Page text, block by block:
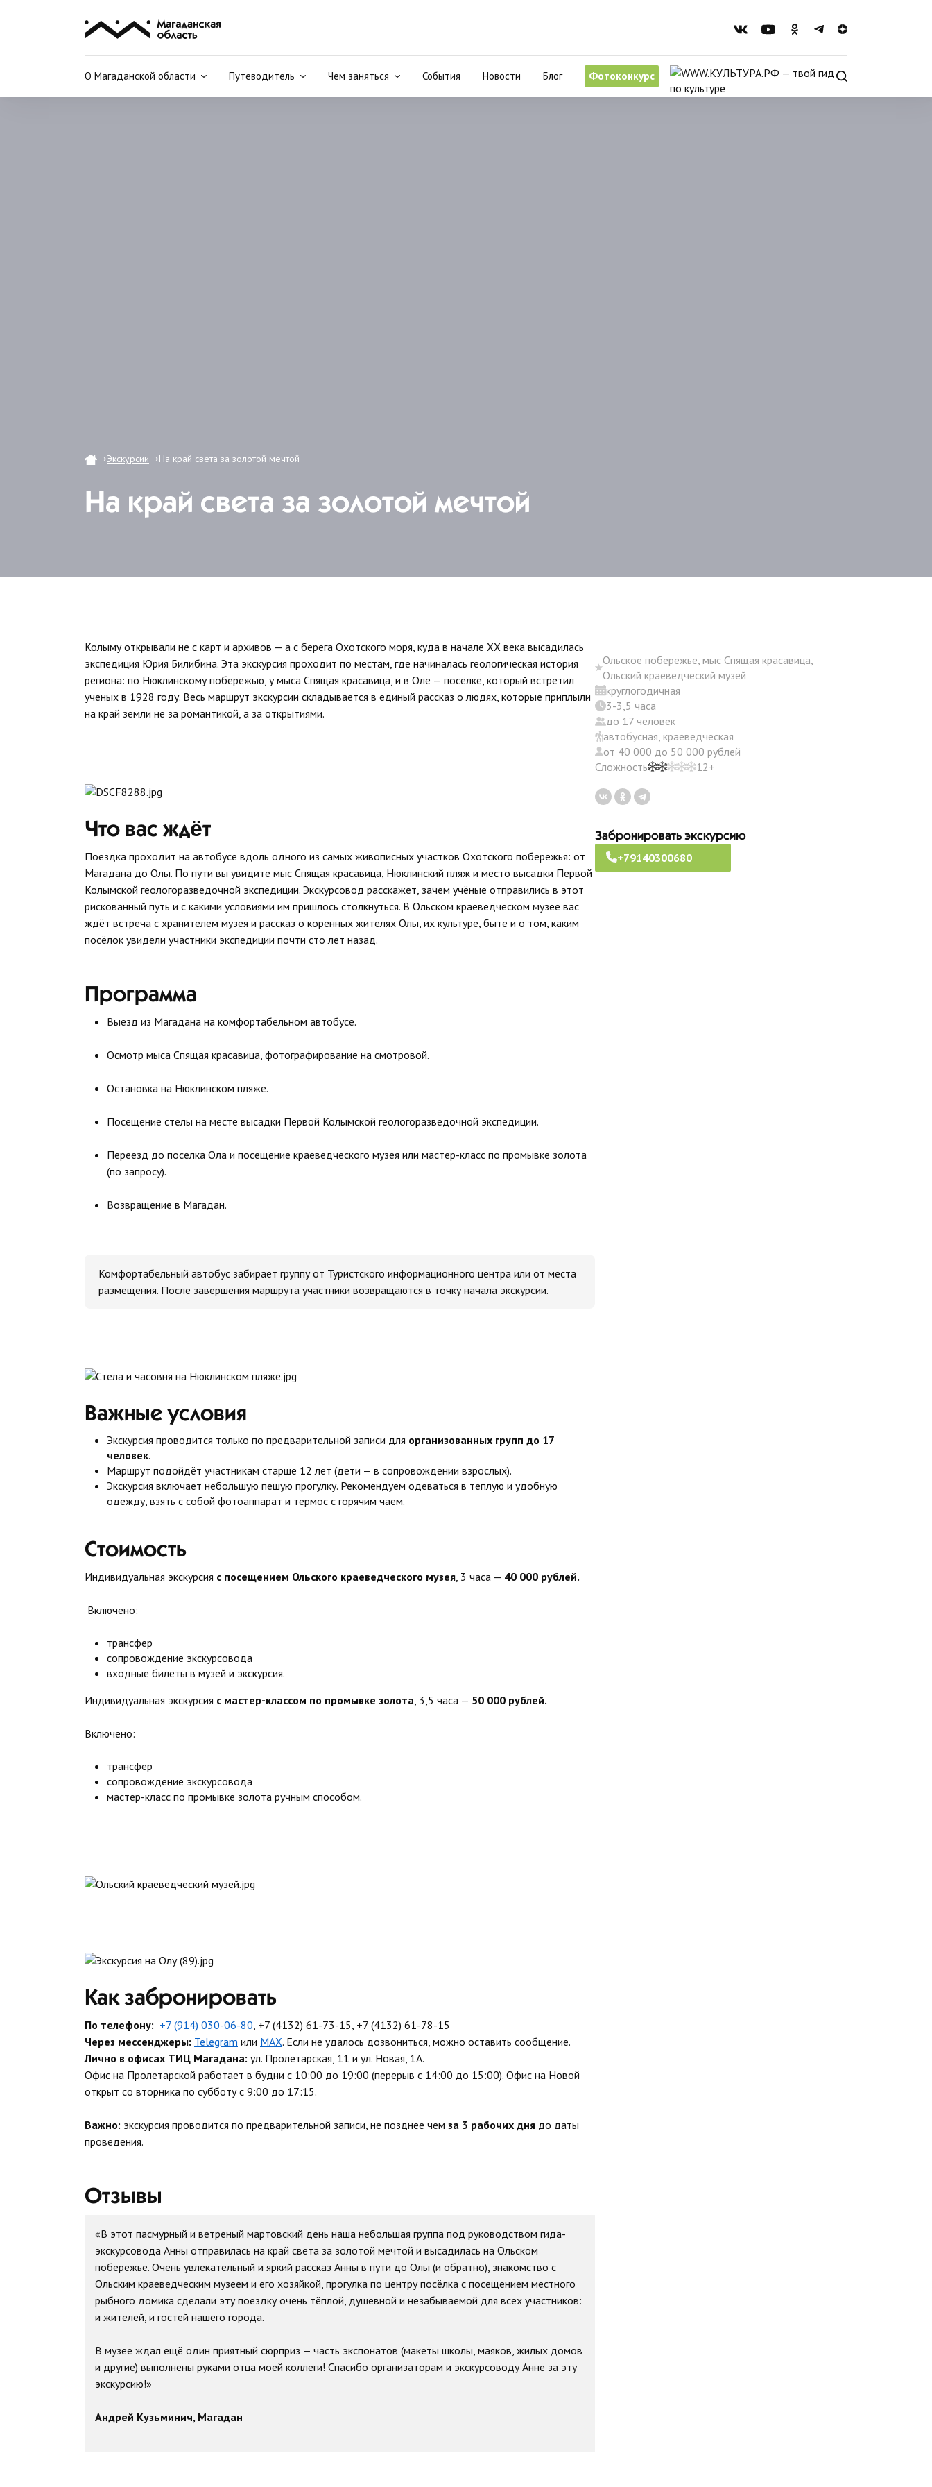
О Магаданской области Путеводитель Чем заняться События Новости Блог Фотоконкурс
Экскурсии На край света за золотой мечтой
На край света за золотой мечтой
Колыму открывали не с карт и архивов — а с берега Охотского моря, куда в начале XX века высадилась
экспедиция Юрия Билибина. Эта экскурсия проходит по местам, где начиналась геологическая история
региона: по Нюклинскому побережью, у мыса Спящая красавица, и в Оле — посёлке, который встретил
ученых в 1928 году. Весь маршрут экскурсии складывается в единый рассказ о людях, которые приплыли
на край земли не за романтикой, а за открытиями.
Что вас ждёт
Поездка проходит на автобусе вдоль одного из самых живописных участков Охотского побережья: от
Магадана до Олы. По пути вы увидите мыс Спящая красавица, Нюклинский пляж и место высадки Первой
Колымской геологоразведочной экспедиции. Экскурсовод расскажет, зачем учёные отправились в этот
рискованный путь и с какими условиями им пришлось столкнуться. В Ольском краеведческом музее вас
ждёт встреча с хранителем музея и рассказ о коренных жителях Олы, их культуре, быте и о том, каким
посёлок увидели участники экспедиции почти сто лет назад.
Программа
Выезд из Магадана на комфортабельном автобусе.
Осмотр мыса Спящая красавица, фотографирование на смотровой.
Остановка на Нюклинском пляже.
Посещение стелы на месте высадки Первой Колымской геологоразведочной экспедиции.
Переезд до поселка Ола и посещение краеведческого музея или мастер-класс по промывке золота
(по запросу).
Возвращение в Магадан.
Комфортабельный автобус забирает группу от Туристского информационного центра или от места
размещения. После завершения маршрута участники возвращаются в точку начала экскурсии.
Важные условия
Экскурсия проводится только по предварительной записи для организованных групп до 17
человек.
Маршрут подойдёт участникам старше 12 лет (дети — в сопровождении взрослых).
Экскурсия включает небольшую пешую прогулку. Рекомендуем одеваться в теплую и удобную
одежду, взять с собой фотоаппарат и термос с горячим чаем.
Стоимость
Индивидуальная экскурсия с посещением Ольского краеведческого музея, 3 часа — 40 000 рублей.
Включено:
трансфер
сопровождение экскурсовода
входные билеты в музей и экскурсия.
Индивидуальная экскурсия с мастер-классом по промывке золота, 3,5 часа — 50 000 рублей.
Включено:
трансфер
сопровождение экскурсовода
мастер-класс по промывке золота ручным способом.
Как забронировать
По телефону: +7 (914) 030-06-80, +7 (4132) 61-73-15, +7 (4132) 61-78-15
Через мессенджеры: Telegram или MAX. Если не удалось дозвониться, можно оставить сообщение.
Лично в офисах ТИЦ Магадана: ул. Пролетарская, 11 и ул. Новая, 1А.
Офис на Пролетарской работает в будни с 10:00 до 19:00 (перерыв с 14:00 до 15:00). Офис на Новой
открыт со вторника по субботу с 9:00 до 17:15.
Важно: экскурсия проводится по предварительной записи, не позднее чем за 3 рабочих дня до даты
проведения.
Отзывы
«В этот пасмурный и ветреный мартовский день наша небольшая группа под руководством гида-
экскурсовода Анны отправилась на край света за золотой мечтой и высадилась на Ольском
побережье. Очень увлекательный и яркий рассказ Анны в пути до Олы (и обратно), знакомство с
Ольским краеведческим музеем и его хозяйкой, прогулка по центру посёлка с посещением местного
рыбного домика сделали эту поездку очень тёплой, душевной и незабываемой для всех участников:
и жителей, и гостей нашего города.
В музее ждал ещё один приятный сюрприз — часть экспонатов (макеты школы, маяков, жилых домов
и другие) выполнены руками отца моей коллеги! Спасибо организаторам и экскурсоводу Анне за эту
экскурсию!»
Андрей Кузьминич, Магадан
Ольское побережье, мыс Спящая красавица,
Ольский краеведческий музей
круглогодичная
3-3,5 часа
до 17 человек
автобусная, краеведческая
от 40 000 до 50 000 рублей
Сложность
12+
Забронировать экскурсию
+79140300680